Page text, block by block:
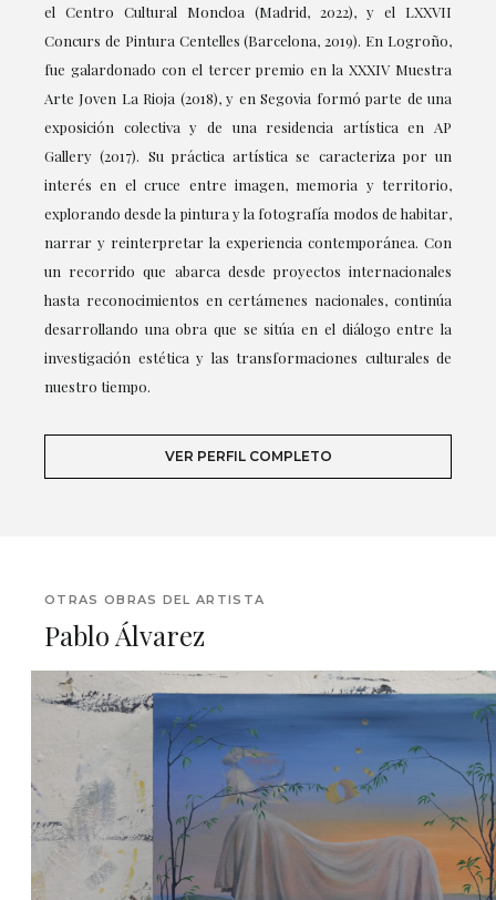
el Centro Cultural Moncloa (Madrid, 2022), y el LXXVII
Concurs de Pintura Centelles (Barcelona, 2019). En Logroño,
fue galardonado con el tercer premio en la XXXIV Muestra
Arte Joven La Rioja (2018), y en Segovia formó parte de una
exposición colectiva y de una residencia artística en AP
Gallery (2017). Su práctica artística se caracteriza por un
interés en el cruce entre imagen, memoria y territorio,
explorando desde la pintura y la fotografía modos de habitar,
narrar y reinterpretar la experiencia contemporánea. Con
un recorrido que abarca desde proyectos internacionales
hasta reconocimientos en certámenes nacionales, continúa
desarrollando una obra que se sitúa en el diálogo entre la
investigación estética y las transformaciones culturales de
nuestro tiempo.
VER PERFIL COMPLETO
OTRAS OBRAS DEL ARTISTA
Pablo Álvarez